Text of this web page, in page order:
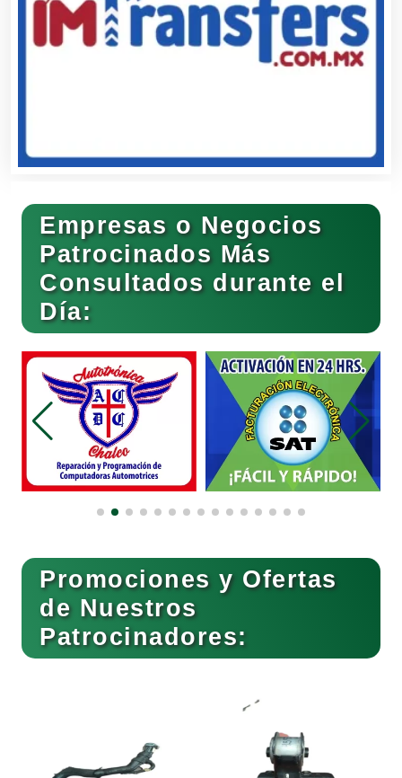
Bancos
Bares y Cantinas
Basculas
Bebidas
Belleza
Bordados y Estampados
Boutiques
Buceo
Cafeterías
Cámaras de Comercio
Empresas o Negocios
Patrocinados Más
Consultados durante el
Día:
Promociones y Ofertas
de Nuestros
Patrocinadores: